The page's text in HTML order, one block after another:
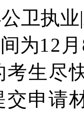
卫执
为12
考生尽
交申请